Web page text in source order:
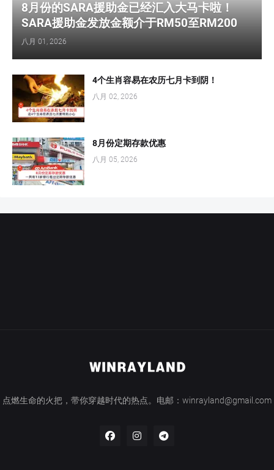
8月份的SARA援助金已经汇入大马卡啦！
SARA援助金发放金额介于RM50至RM200
八月 01, 2026
4个生肖容易在农历七月卡到阴！
八月 02, 2026
8月份定期存款优惠
八月 05, 2026
点燃生命的火把，带你穿越时代的热点。电邮：winrayland@gmail.com